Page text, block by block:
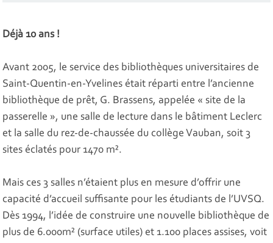
Déjà 10 ans !
Avant 2005, le service des bibliothèques universitaires de
Saint-Quentin-en-Yvelines était réparti entre l’ancienne
bibliothèque de prêt, G. Brassens, appelée « site de la
passerelle », une salle de lecture dans le bâtiment Leclerc
et la salle du rez-de-chaussée du collège Vauban, soit 3
sites éclatés pour 1470 m².
Mais ces 3 salles n’étaient plus en mesure d’offrir une
capacité d’accueil suffisante pour les étudiants de l’UVSQ.
Dès 1994, l’idée de construire une nouvelle bibliothèque de
plus de 6.000m² (surface utiles) et 1.100 places assises, voit